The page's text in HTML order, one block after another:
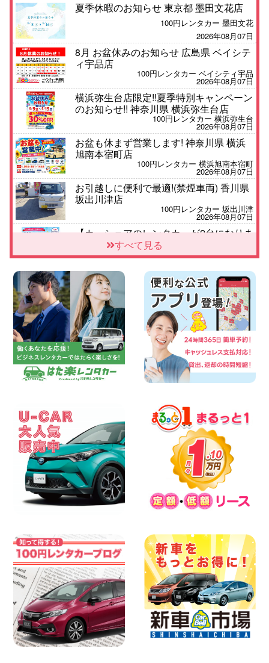
夏季休暇のお知らせ 東京都 墨田文花店
100円レンタカー 墨田文花
2026年08月07日
8月 お盆休みのお知らせ 広島県 ベイシテ
ィ宇品店
100円レンタカー ベイシティ宇品
2026年08月07日
横浜弥生台店限定!!夏季特別キャンペーン
のお知らせ!! 神奈川県 横浜弥生台店
100円レンタカー 横浜弥生台
2026年08月07日
お盆も休まず営業します! 神奈川県 横浜
旭南本宿町店
100円レンタカー 横浜旭南本宿町
2026年08月07日
お引越しに便利で最適!(禁煙車両) 香川県
坂出川津店
100円レンタカー 坂出川津
2026年08月07日
【カーシェアのレンタカーが2台になりま
した!】 岐阜県 各務原那加店
100円レンタカー 各務原那加
2026年08月06日
空き有ります!!コンパクトSUV 軽 ミニバ
ン 軽トラ 車種多数!!関東圏必見♪ 東京都
町田根岸店
100円レンタカー 町田根岸
2026年08月06日
スズキ ワゴンRスマイル 納車☆ 三重県
四日市インター店
100円レンタカー 四日市インター
2026年08月06日
三河安城店 8月限定!平日限定レンタカー
100円レンタカー 三河安城
2026年08月06日
体調崩してませんか?? 兵庫県 加古川店
100円レンタカー 加古川
2026年08月06日
【佐渡の夏はレンタカーで自由に!】 新潟
県 両津店
100円レンタカー 両津
2026年08月06日
佐渡空港店
100円レンタカー 佐渡空港
2026年08月06日
今週末空きあります☆ 大阪府 寝屋川太間
東町店
100円レンタカー 寝屋川太間東町
2026年08月06日
☆ お盆特別乗り放題プラン ☆ 埼玉県 杉
戸店
100円レンタカー 杉戸
すべて見る